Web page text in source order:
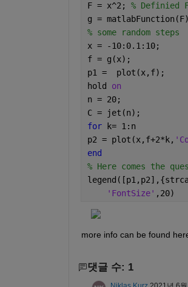
F = x^2; % Definied
g =
% some random steps
x = -10:0.1:10;
f = g(x);
p1 =  plot(x,f);
hold on
n = 20;
C = jet(n);
for
k= 1:n
p2 = plot(x,f+2*k,
end
% Here comes the
'FontSize' ,20)
more info can be found
댓글 수: 1